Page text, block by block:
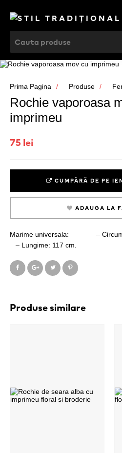
Prima Pagina Produse
Rochie vaporoasa
imprimeu
75 lei
CUMPĂRĂ DE PE
ADAUGA LA
Marime universala: –
– Lungime: 117 cm.
Produse similare